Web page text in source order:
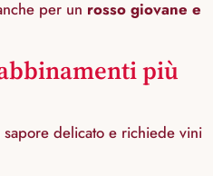
per un rosso giovane e
più
delicato e richiede vini